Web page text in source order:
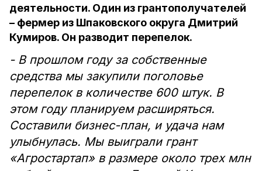
деятельности. Один из грантополучателей
– фермер из Шпаковского округа Дмитрий
Кумиров. Он разводит перепелок.
- В прошлом году за собственные
средства мы закупили поголовье
перепелок в количестве 600 штук. В
этом году планируем расширяться.
Составили бизнес-план, и удача нам
улыбнулась. Мы выиграли грант
«Агростартап» в размере около трех млн